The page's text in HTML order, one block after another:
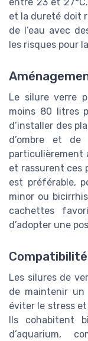
et la dureté doit
de l’eau avec
les risques pour
Le silure verre
moins 80 litres
d’installer des
d’ombre et
particulièrement
et rassurent ces
est préférable,
minor ou
cachettes
d’adopter une
Les silures de
de maintenir un
éviter le stress
Ils cohabitent
d’aquarium,